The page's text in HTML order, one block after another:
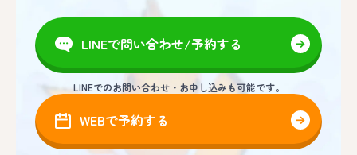
LINEで問い合わせ/予約する
LINEでのお問い合わせ・お申し込みも可能です。
WEBで予約する